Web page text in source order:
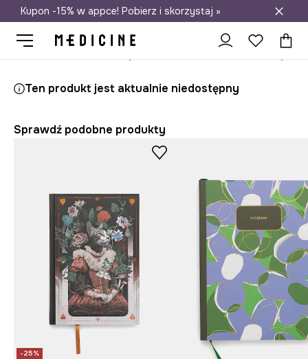
Darmowa dostawa do salonów
Kupon -15% w appce! Pobierz i skorzystaj »
Ten produkt jest aktualnie niedostępny
Sprawdź podobne produkty
-25%